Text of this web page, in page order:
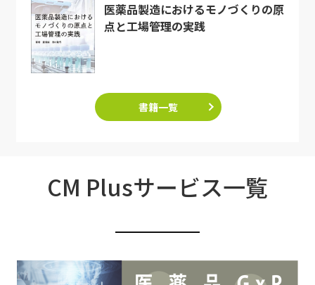
医薬品製造におけるモノづくりの原
点と工場管理の実践
書籍一覧
CM Plusサービス一覧